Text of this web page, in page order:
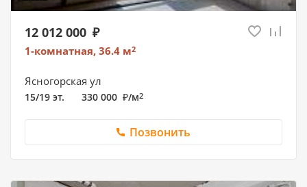
12 012 000
1-комнатная, 36.4 м2
Ясногорская ул
15/19 эт. 330 000 /м2
Позвонить